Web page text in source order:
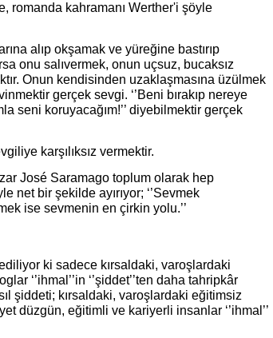
romanda kahramanı Werther'i şöyle
alıp okşamak ve yüreğine bastırıp
onu salıvermek, onun uçsuz, bucaksız
Onun kendisinden uzaklaşmasına üzülmek
gerçek sevgi. ‘’Beni bırakıp nereye
seni koruyacağım!’’ diyebilmektir gerçek
karşılıksız vermektir.
José Saramago toplum olarak hep
net bir şekilde ayırıyor; ‘’Sevmek
ise sevmenin en çirkin yolu.’’
ki sadece kırsaldaki, varoşlardaki
‘’ihmal’’in ‘’şiddet’’ten daha tahripkâr
şiddeti; kırsaldaki, varoşlardaki eğitimsiz
düzgün, eğitimli ve kariyerli insanlar ‘’ihmal’’